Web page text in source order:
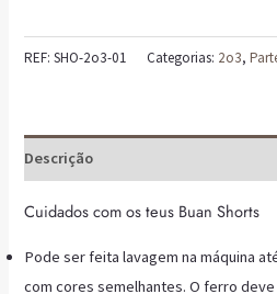
REF:SHO-2o3-01 Categorias: 2o3,
Descrição
Cuidados com os teus Buan Shorts
Pode ser feita lavagem na máquina
com cores semelhantes. O ferro